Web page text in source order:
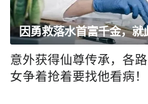
因勇救落水首富千金，
意外获得仙尊传承，各
女争着抢着要找他看病！